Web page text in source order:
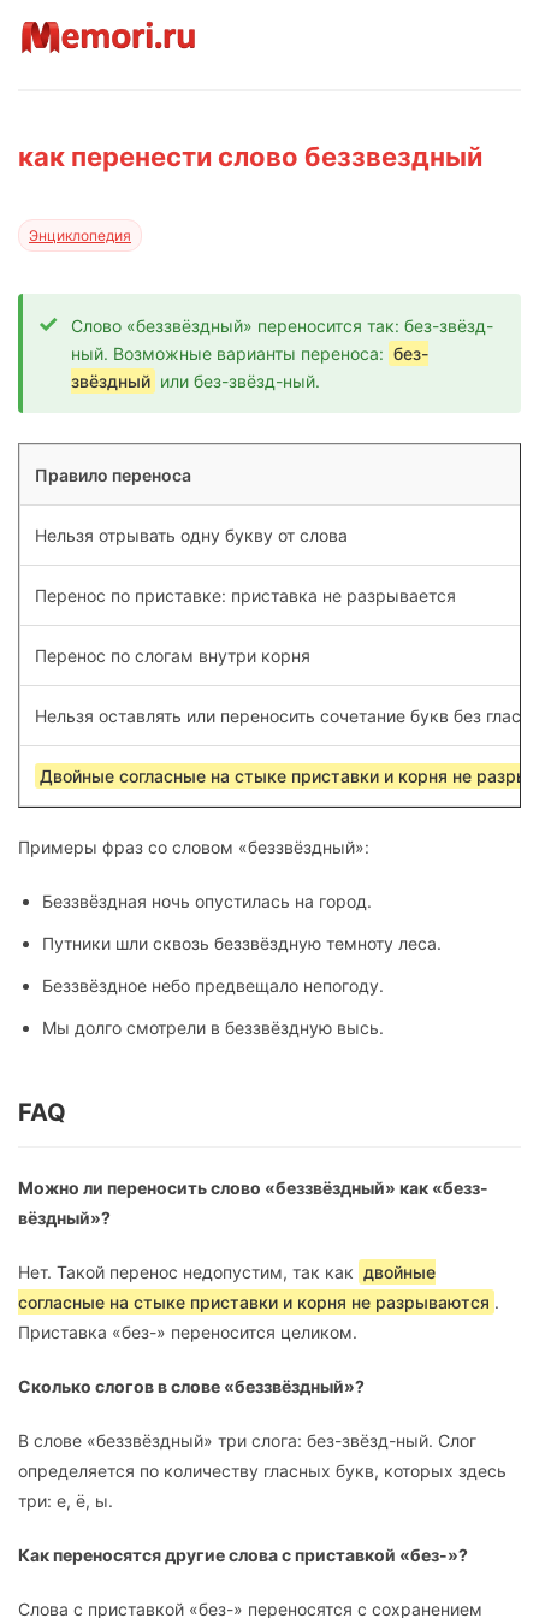
как перенести слово беззвездный
Энциклопедия
Слово «беззвёздный» переносится так: без-звёзд-
ный. Возможные варианты переноса: без-
звёздный или без-звёзд-ный.
Правило переноса
Нельзя отрывать одну букву от слова
Перенос по приставке: приставка не разрывается
Перенос по слогам внутри корня
Нельзя оставлять или переносить сочетание букв без
Двойные согласные на стыке приставки и корня не
Примеры фраз со словом «беззвёздный»:
Беззвёздная ночь опустилась на город.
Путники шли сквозь беззвёздную темноту леса.
Беззвёздное небо предвещало непогоду.
Мы долго смотрели в беззвёздную высь.
FAQ
Можно ли переносить слово «беззвёздный» как «безз-
вёздный»?
Нет. Такой перенос недопустим, так как двойные
согласные на стыке приставки и корня не разрываются .
Приставка «без-» переносится целиком.
Сколько слогов в слове «беззвёздный»?
В слове «беззвёздный» три слога: без-звёзд-ный. Слог
определяется по количеству гласных букв, которых здесь
три: е, ё, ы.
Как переносятся другие слова с приставкой «без-»?
Слова с приставкой «без-» переносятся с сохранением